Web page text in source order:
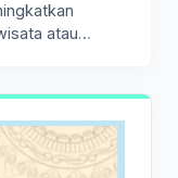
atau